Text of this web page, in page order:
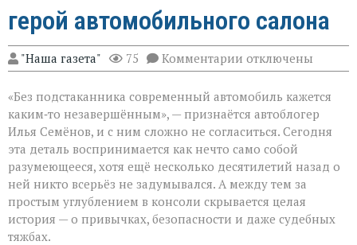
герой автомобильного салона
"Наша газета" 75 Комментарии к
записи
незаметный
герой
автомобильного
салона
отключены
«Без подстаканника современный автомобиль кажется
каким‑то незавершённым», — признаётся автоблогер
Илья Семёнов, и с ним сложно не согласиться. Сегодня
эта деталь воспринимается как нечто само собой
разумеющееся, хотя ещё несколько десятилетий назад о
ней никто всерьёз не задумывался. А между тем за
простым углублением в консоли скрывается целая
история — о привычках, безопасности и даже судебных
тяжбах.